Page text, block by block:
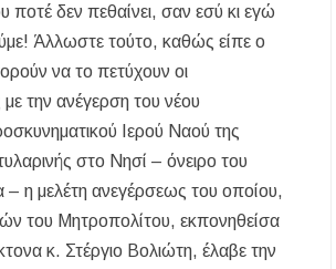
ποτέ δεν πεθαίνει, σαν εσύ κι εγώ
Άλλωστε τούτο, καθώς είπε ο
να το πετύχουν οι
με την ανέγερση του νέου
Ιερού Ναού της
στο Νησί – όνειρο του
– η μελέτη ανεγέρσεως του οποίου,
του Μητροπολίτου, εκπονηθείσα
κ. Στέργιο Βολιώτη, έλαβε την